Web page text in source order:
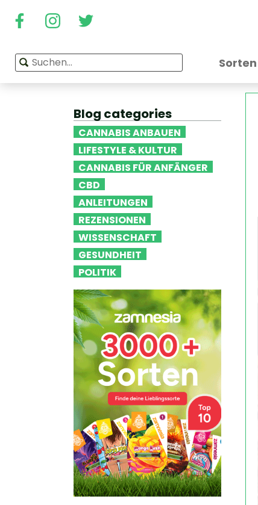
Sorten
Blog categories
CANNABIS ANBAUEN
LIFESTYLE & KULTUR
CANNABIS FÜR ANFÄNGER
CBD
ANLEITUNGEN
REZENSIONEN
WISSENSCHAFT
GESUNDHEIT
POLITIK